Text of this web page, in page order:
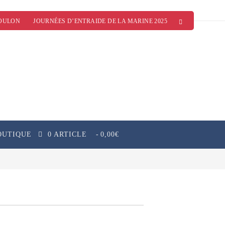
JOURNÉES D’ENTRAIDE DE LA MARINE 2025
0 ARTICLE 0,00€